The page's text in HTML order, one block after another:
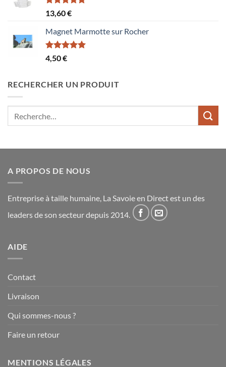
Note5.00
sur 5
13,60€
Magnet Marmotte sur Rocher
Note5.00
sur 5
4,50€
RECHERCHER UN PRODUIT
A PROPOS DE NOUS
Entreprise à taille humaine, La Savoie en Direct est un des
leaders de son secteur depuis 2014.
AIDE
Contact
Livraison
Qui sommes-nous ?
Faire un retour
MENTIONS LÉGALES